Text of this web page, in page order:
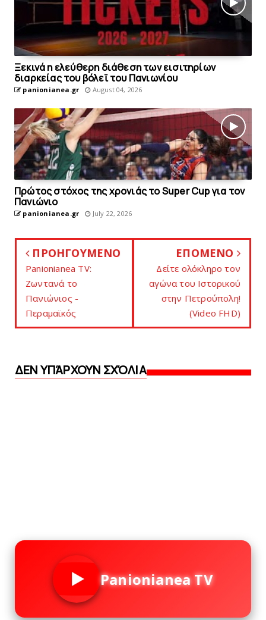
Ξεκινά η ελεύθερη διάθεση των εισιτηρίων
διαρκείας του βόλεϊ τoυ Πανιωνίου
panionianea.gr August 04, 2026
Πρώτος στόχος της χρονιάς το Super Cup για τον
Πανιώνιο
panionianea.gr July 22, 2026
ΠΡΟΗΓΟΥΜΕΝΟ
Panionianea TV:
Ζωντανά το
Πανιώνιος -
Περαμαϊκός
ΕΠΟΜΕΝΟ
Δείτε ολόκληρο τον
αγώνα του Iστορικού
στην Πετρούπολη!
(Video FHD)
ΔΕΝ ΥΠΆΡΧΟΥΝ ΣΧΌΛΙΑ
Panionianea TV